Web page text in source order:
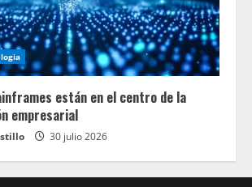
están en el centro de la
empresarial
30 julio 2026